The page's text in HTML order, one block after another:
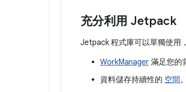
充分利用 Jetpack
Jetpack 程式庫可以單獨使用
WorkManager 滿足您的
資料儲存持續性的 空間。